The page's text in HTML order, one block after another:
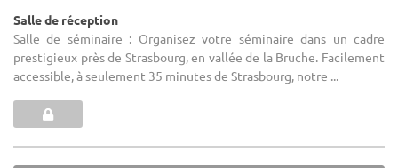
Salle de réception
Salle de séminaire : Organisez votre séminaire dans un cadre
prestigieux près de Strasbourg, en vallée de la Bruche. Facilement
accessible, à seulement 35 minutes de Strasbourg, notre ...